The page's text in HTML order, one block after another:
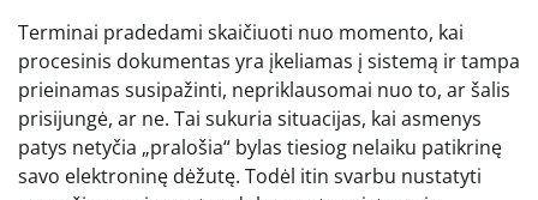
Terminai pradedami skaičiuoti nuo momento, kai
procesinis dokumentas yra įkeliamas į sistemą ir tampa
prieinamas susipažinti, nepriklausomai nuo to, ar šalis
prisijungė, ar ne. Tai sukuria situacijas, kai asmenys
patys netyčia „pralošia“ bylas tiesiog nelaiku patikrinę
savo elektroninę dėžutę. Todėl itin svarbu nustatyti